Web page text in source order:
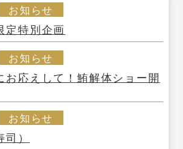
お知らせ
定特別企画
お知らせ
お応えして！鮪解体ショー開
お知らせ
）